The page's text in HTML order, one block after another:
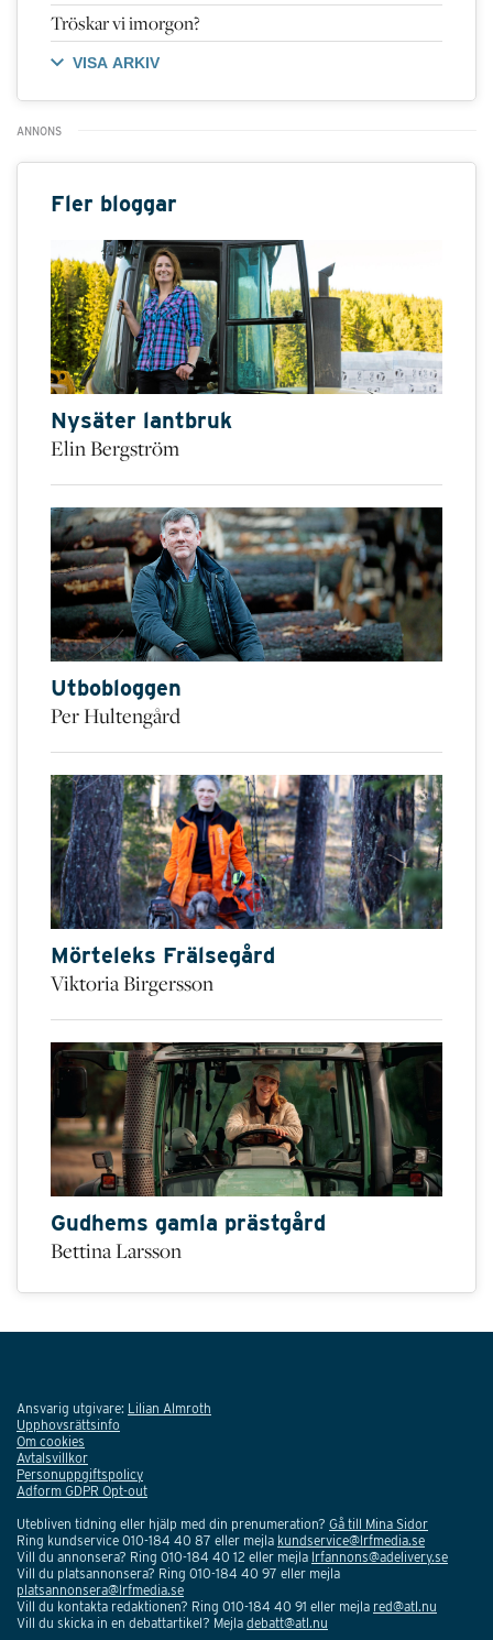
Tröskar vi imorgon?
VISA ARKIV
Fler bloggar
Nysäter lantbruk
Elin Bergström
Utbobloggen
Per Hultengård
Mörteleks Frälsegård
Viktoria Birgersson
Gudhems gamla prästgård
Bettina Larsson
Ansvarig utgivare: Lilian Almroth
Upphovsrättsinfo
Om cookies
Avtalsvillkor
Personuppgiftspolicy
Adform GDPR Opt-out
Utebliven tidning eller hjälp med din prenumeration? Gå till Mina Sidor
Ring kundservice 010-184 40 87 eller mejla kundservice@lrfmedia.se
Vill du annonsera? Ring 010-184 40 12 eller mejla lrfannons@adelivery.se
Vill du platsannonsera? Ring 010-184 40 97 eller mejla
platsannonsera@lrfmedia.se
Vill du kontakta redaktionen? Ring 010-184 40 91 eller mejla red@atl.nu
Vill du skicka in en debattartikel? Mejla debatt@atl.nu